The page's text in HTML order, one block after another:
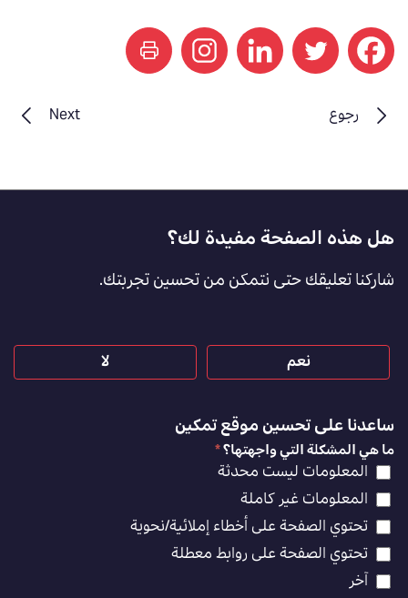
print
Next رجوع
Footer
Feedback
[AR]
هل هذه الصفحة مفيدة لك؟
شاركنا تعليقك حتى نتمكن من تحسين تجربتك.
نعم لا
ساعدنا على تحسين موقع تمكين
ما هي المشكلة التي واجهتها؟*
المعلومات ليست محدثة
المعلومات غير كاملة
تحتوي الصفحة على أخطاء إملائية/نحوية
تحتوي الصفحة على روابط معطلة
آخر